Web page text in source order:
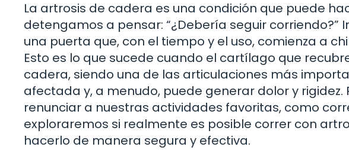
La artrosis de cadera es una condición que puede
detengamos a pensar: “¿Debería seguir
una puerta que, con el tiempo y el uso, comienza a
Esto es lo que sucede cuando el cartílago que
cadera, siendo una de las articulaciones más
afectada y, a menudo, puede generar dolor y rigidez.
renunciar a nuestras actividades favoritas, como
exploraremos si realmente es posible correr con
hacerlo de manera segura y efectiva.